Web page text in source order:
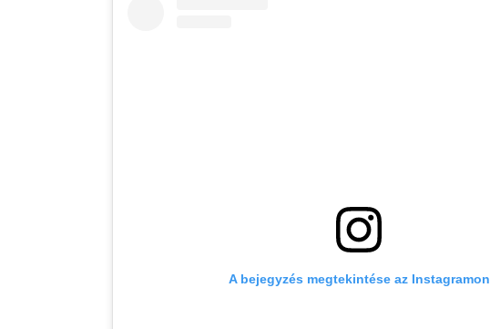
A bejegyzés megtekintése az Instagramon